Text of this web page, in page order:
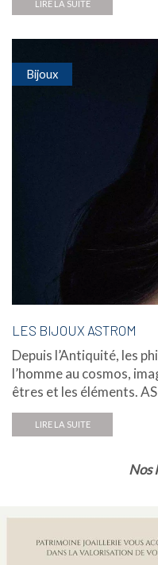
LIRE LA SUITE
Bijoux
LES BIJOUX ASTROM
Depuis l’Antiquité, les
l’homme au cosmos,
êtres et les éléments.
LIRE LA SUITE
Nos